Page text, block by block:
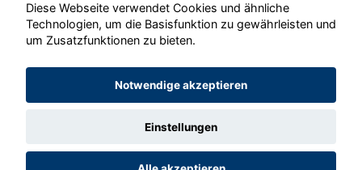
© konjunkturmotor.de GmbH 2020 - 2026
Diese Webseite verwendet Cookies und ähnliche
Technologien, um die Basisfunktion zu gewährleisten und
um Zusatzfunktionen zu bieten.
Notwendige akzeptieren
Einstellungen